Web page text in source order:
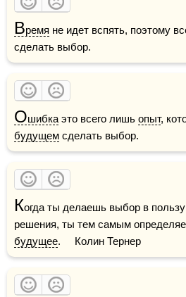
Время не идет вспять, поэтому
сделать выбор.
Ошибка это всего лишь опыт
будущем сделать выбор.
Когда ты делаешь выбор в пользу
будущее.     Колин Тернер